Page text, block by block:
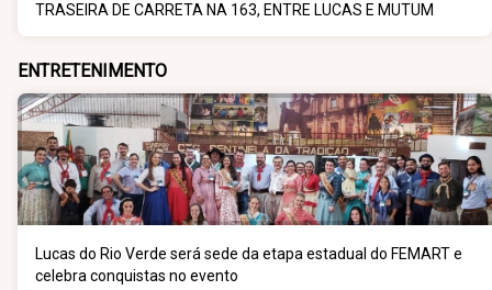
TRASEIRA DE CARRETA NA 163, ENTRE LUCAS E MUTUM
ENTRETENIMENTO
Lucas do Rio Verde será sede da etapa estadual do FEMART e
celebra conquistas no evento